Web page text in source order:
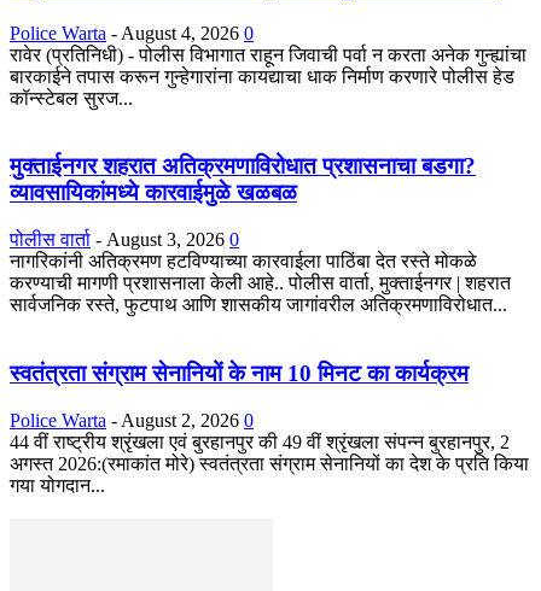
Police Warta - August 4, 2026 0
रावेर (प्रतिनिधी) - पोलीस विभागात राहून जिवाची पर्वा न करता अनेक गुन्ह्यांचा
बारकाईने तपास करून गुन्हेगारांना कायद्याचा धाक निर्माण करणारे पोलीस हेड
कॉन्स्टेबल सुरज...
मुक्ताईनगर शहरात अतिक्रमणाविरोधात प्रशासनाचा बडगा?
व्यावसायिकांमध्ये कारवाईमुळे खळबळ
पोलीस वार्ता - August 3, 2026 0
नागरिकांनी अतिक्रमण हटविण्याच्या कारवाईला पाठिंबा देत रस्ते मोकळे
करण्याची मागणी प्रशासनाला केली आहे.. पोलीस वार्ता, मुक्ताईनगर | शहरात
सार्वजनिक रस्ते, फुटपाथ आणि शासकीय जागांवरील अतिक्रमणाविरोधात...
स्वतंत्रता संग्राम सेनानियों के नाम 10 मिनट का कार्यक्रम
Police Warta - August 2, 2026 0
44 वीं राष्ट्रीय श्रृंखला एवं बुरहानपुर की 49 वीं श्रृंखला संपन्न बुरहानपुर, 2
अगस्त 2026:(रमाकांत मोरे) स्वतंत्रता संग्राम सेनानियों का देश के प्रति किया
गया योगदान...